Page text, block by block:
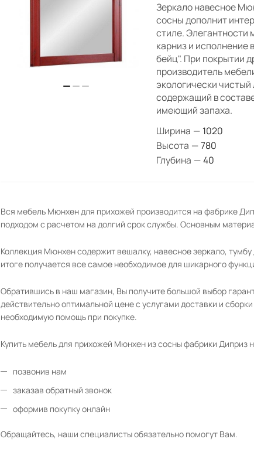
Зеркало навесное
сосны дополнит
стиле.
карниз и исполнение
бейц". При покрытии
производитель
экологически чистый
содержащий в
имеющий запаха.
Ширина — 1020
Высота —780
Глубина —40
Вся мебель Мюнхен для прихожей производится на фабрике
подходом с расчетом на долгий срок службы. Основным
Коллекция Мюнхен содержит вешалку, навесное зеркало,
итоге получается все самое необходимое для шикарного
Обратившись в наш магазин, Вы получите большой выбор
действительно оптимальной цене с услугами доставки и
необходимую помощь при покупке.
Купить мебель для прихожей Мюнхен из сосны фабрики Диприз
позвонив нам
заказав обратный звонок
оформив покупку онлайн
Обращайтесь, наши специалисты обязательно помогут Вам.